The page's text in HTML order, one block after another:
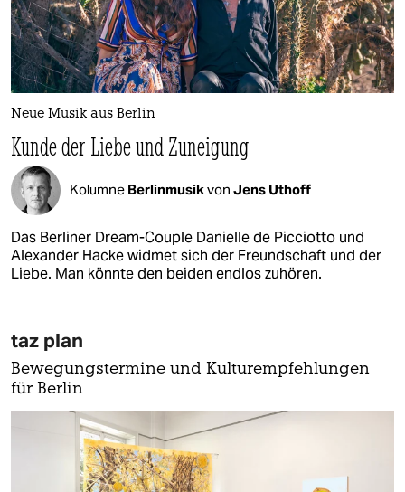
Neue Musik aus Berlin
Kunde der Liebe und Zuneigung
Kolumne Berlinmusikvon Jens Uthoff
Das Berliner Dream-Couple Danielle de Picciotto und
Alexander Hacke widmet sich der Freundschaft und der
Liebe. Man könnte den beiden endlos zuhören.
taz plan
Bewegungstermine und Kulturempfehlungen
für Berlin